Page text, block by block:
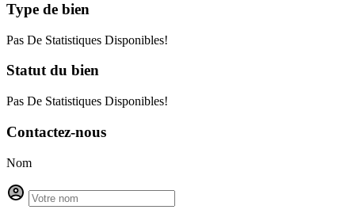
Type de bien
Pas De Statistiques Disponibles!
Statutdu bien
Pas De Statistiques Disponibles!
Contactez-nous
Nom